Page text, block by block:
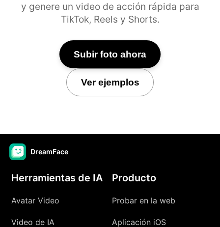
y genere un video de acción rápida para
TikTok, Reels y Shorts.
Subir foto ahora
Ver ejemplos
DreamFace
Herramientas de IA
Avatar Video
Video de IA
Producto
Probar en la web
Aplicación iOS